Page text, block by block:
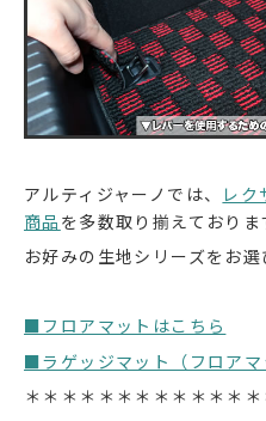
アルティジャーノでは、
レク
商品 を多数取り揃えておりま
お好みの生地シリーズをお選
■フロアマットはこちら
■ラゲッジマット（フロアマ
＊＊＊＊＊＊＊＊＊＊＊＊